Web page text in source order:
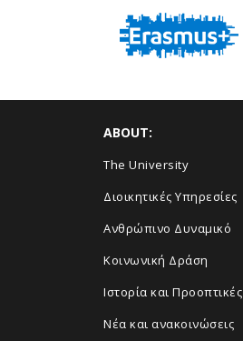
ABOUT:
The University
Διοικητικές Υπηρεσίες
Ανθρώπινο Δυναμικό
Κοινωνική Δράση
Ιστορία και Προοπτικές
Νέα και ανακοινώσεις